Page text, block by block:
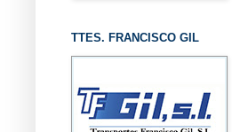
TTES. FRANCISCO GIL